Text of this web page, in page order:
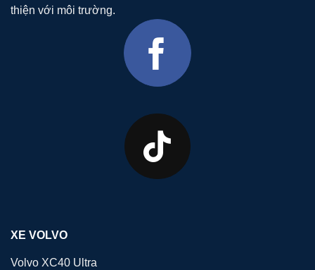
thiện với môi trường.
XE VOLVO
Volvo XC40 Ultra